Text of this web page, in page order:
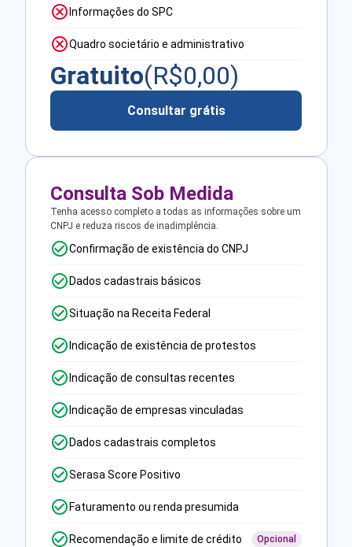
Informações do SPC
Quadro societário e administrativo
Gratuito(R$0,00)
Consultar grátis
Consulta Sob Medida
Tenha acesso completo a todas as informações sobre um
CNPJ e reduza riscos de inadimplência.
Confirmação de existência do CNPJ
Dados cadastrais básicos
Situação na Receita Federal
Indicação de existência de protestos
Indicação de consultas recentes
Indicação de empresas vinculadas
Dados cadastrais completos
Serasa Score Positivo
Faturamento ou renda presumida
Recomendação e limite de crédito Opcional